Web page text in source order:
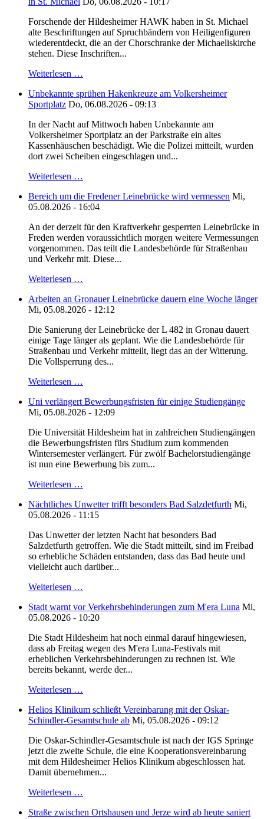
Forschende der Hildesheimer HAWK haben in St. Michael
alte Beschriftungen auf Spruchbändern von Heiligenfiguren
wiederentdeckt, die an der Chorschranke der Michaeliskirche
stehen. Diese Inschriften...
Weiterlesen …
Unbekannte sprühen Hakenkreuze am Volkersheimer
Sportplatz Do, 06.08.2026 - 09:13
In der Nacht auf Mittwoch haben Unbekannte am
Volkersheimer Sportplatz an der Parkstraße ein altes
Kassenhäuschen beschädigt. Wie die Polizei mitteilt, wurden
dort zwei Scheiben eingeschlagen und...
Weiterlesen …
Bereich um die Fredener Leinebrücke wird vermessen Mi,
05.08.2026 - 16:04
An der derzeit für den Kraftverkehr gesperrten Leinebrücke in
Freden werden voraussichtlich morgen weitere Vermessungen
vorgenommen. Das teilt die Landesbehörde für Straßenbau
und Verkehr mit. Diese...
Weiterlesen …
Arbeiten an Gronauer Leinebrücke dauern eine Woche länger
Mi, 05.08.2026 - 12:12
Die Sanierung der Leinebrücke der L 482 in Gronau dauert
einige Tage länger als geplant. Wie die Landesbehörde für
Straßenbau und Verkehr mitteilt, liegt das an der Witterung.
Die Vollsperrung des...
Weiterlesen …
Uni verlängert Bewerbungsfristen für einige Studiengänge
Mi, 05.08.2026 - 12:09
Die Universität Hildesheim hat in zahlreichen Studiengängen
die Bewerbungsfristen fürs Studium zum kommenden
Wintersemester verlängert. Für zwölf Bachelorstudiengänge
ist nun eine Bewerbung bis zum...
Weiterlesen …
Nächtliches Unwetter trifft besonders Bad Salzdetfurth Mi,
05.08.2026 - 11:15
Das Unwetter der letzten Nacht hat besonders Bad
Salzdetfurth getroffen. Wie die Stadt mitteilt, sind im Freibad
so erhebliche Schäden entstanden, dass das Bad heute und
vielleicht auch darüber...
Weiterlesen …
Stadt warnt vor Verkehrsbehinderungen zum M'era Luna Mi,
05.08.2026 - 10:20
Die Stadt Hildesheim hat noch einmal darauf hingewiesen,
dass ab Freitag wegen des M'era Luna-Festivals mit
erheblichen Verkehrsbehinderungen zu rechnen ist. Wie
bereits bekannt, werde der...
Weiterlesen …
Helios Klinikum schließt Vereinbarung mit der Oskar-
Schindler-Gesamtschule ab Mi, 05.08.2026 - 09:12
Die Oskar-Schindler-Gesamtschule ist nach der IGS Springe
jetzt die zweite Schule, die eine Kooperationsvereinbarung
mit dem Hildesheimer Helios Klinikum abgeschlossen hat.
Damit übernehmen...
Weiterlesen …
Straße zwischen Ortshausen und Jerze wird ab heute saniert